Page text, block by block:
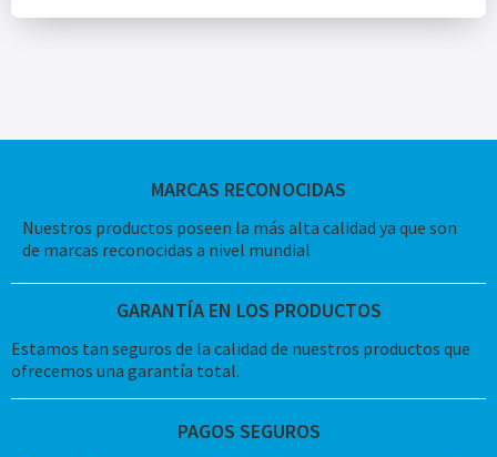
MARCAS RECONOCIDAS
Nuestros productos poseen la más alta calidad ya que son
de marcas reconocidas a nivel mundial
GARANTÍA EN LOS PRODUCTOS
Estamos tan seguros de la calidad de nuestros productos que
ofrecemos una garantía total.
PAGOS SEGUROS